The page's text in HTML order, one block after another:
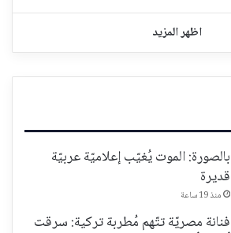
اظهر المزيد
بالصورة: الموت يُغيّب إعلاميّة عربيّة
قديرة
منذ 19 ساعة
فنانة مصريّة تتّهم مُطربة تركية: سرقت